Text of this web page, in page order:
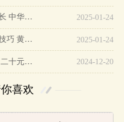
中华香烟保质期一般有多长 中华香烟保质期在哪里看的… 2025-01-24
黄鹤楼平安久久真伪鉴定技巧 黄鹤楼平安久久二维码在哪里… 2025-01-24
二十元左右的烟哪个好抽 二十元左右的香烟排行榜最新款… 2024-12-20
喜欢